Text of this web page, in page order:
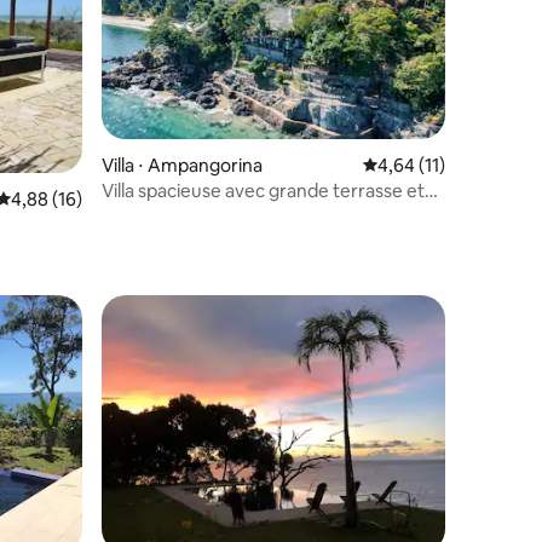
: 4,8 sur 5
moyenne sur la base de 16 commentaires : 4,88 sur 5
4,88 (16)
Villa ⋅ Ampangorina Évaluation moyenne
4,64 (11)
Villa spacieuse avec grande terrasse et
: 4,86 sur 5